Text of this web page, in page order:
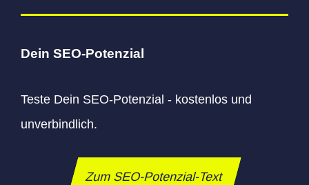
Dein SEO-Potenzial
Teste Dein SEO-Potenzial - kostenlos und
unverbindlich.
Zum SEO-Potenzial-Text